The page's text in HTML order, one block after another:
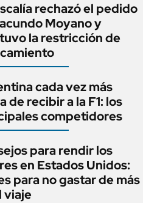
rechazó el pedido
Moyano y
la restricción de
cada vez más
de recibir a la F1: los
competidores
para rendir los
en Estados Unidos:
para no gastar de más
viaje